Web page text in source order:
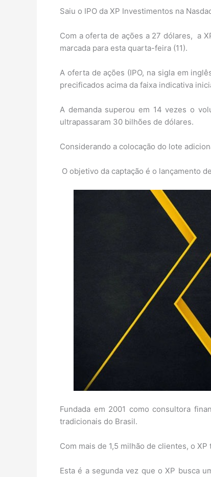
Saiu o IPO da XP Investimentos na
Com a oferta de ações a 27 dólares, a
marcada para esta quarta-feira (11).
A oferta de ações (IPO, na sigla em
precificados acima da faixa indicativa
A demanda superou em 14 vezes o
ultrapassaram 30 bilhões de dólares.
Considerando a colocação do lote
O objetivo da captação é o lançamento
Fundada em 2001 como consultora
tradicionais do Brasil.
Com mais de 1,5 milhão de clientes, o
Esta é a segunda vez que o XP busca